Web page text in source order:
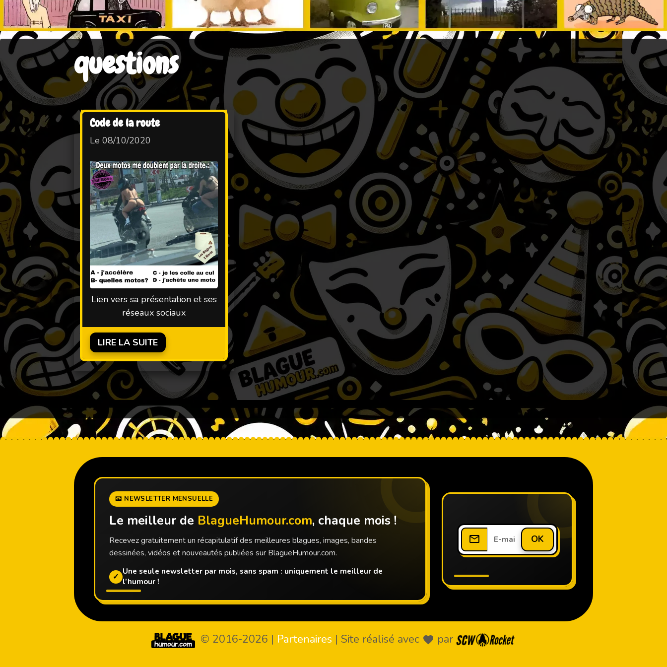
questions
Code de la route
Le 08/10/2020
Lien vers sa présentation et ses
réseaux sociaux
LIRE LA SUITE
📧 NEWSLETTER MENSUELLE
Le meilleur de BlagueHumour.com, chaque mois !
Recevez gratuitement un récapitulatif des meilleures blagues, images, bandes
dessinées, vidéos et nouveautés publiées sur BlagueHumour.com.
✓
Une seule newsletter par mois, sans spam : uniquement le meilleur de
l’humour !
OK
© 2016-2026 | Partenaires | Site réalisé avec par